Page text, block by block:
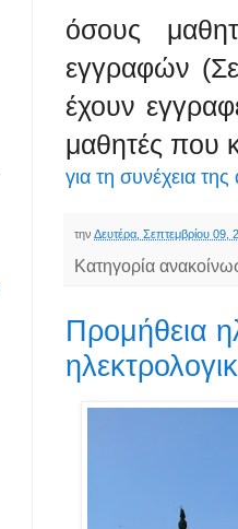
όσους
εγγραφών
έχουν
μαθητές που
για τη συνέχεια
την Δευτέρα, Σεπτεμβρίου 09,
Κατηγορία
Προμήθεια